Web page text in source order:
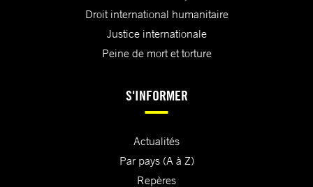
Droit international humanitaire
Justice internationale
Peine de mort et torture
S'INFORMER
Actualités
Par pays (A à Z)
Repères